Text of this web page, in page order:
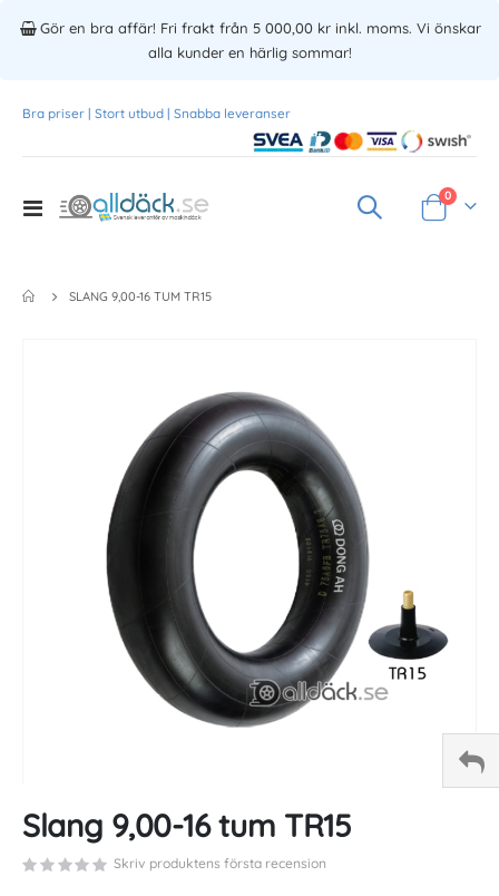
Gör en bra affär! Fri frakt från 5 000,00 kr inkl. moms. Vi önskar
alla kunder en härlig sommar!
Bra priser | Stort utbud | Snabba leveranser
Toggle
Varukorg
0
SLANG 9,00-16 TUM TR15
to
the
beginning
Slang 9,00-16 tum TR15
Skriv produktens första recension